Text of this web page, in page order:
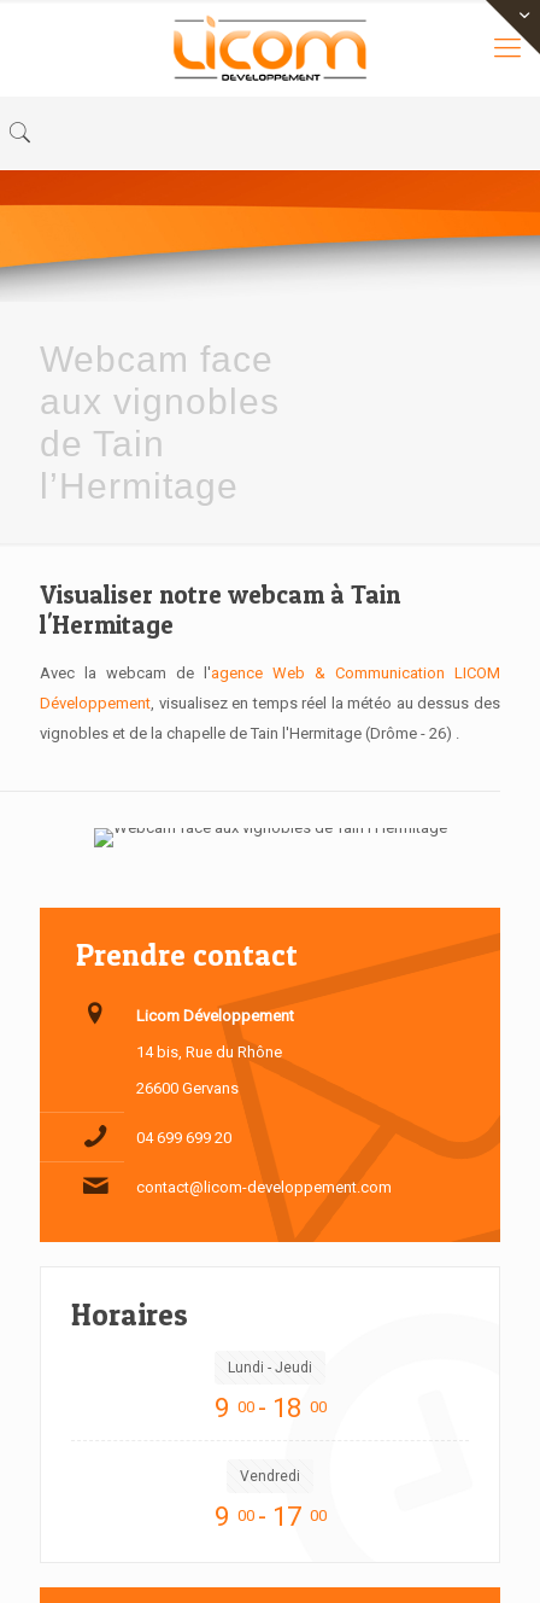
Webcam face
aux vignobles
de Tain
l’Hermitage
Visualiser notre webcam à Tain
l'Hermitage
Avec la webcam de l'agence Web & Communication LICOM
Développement, visualisez en temps réel la météo au dessus des
vignobles et de la chapelle de Tain l'Hermitage (Drôme - 26) .
Prendre contact
Licom Développement
14 bis, Rue du Rhône
26600 Gervans
04 699 699 20
contact@licom-developpement.com
Horaires
Lundi - Jeudi
9 00 - 18 00
Vendredi
9 00 - 17 00